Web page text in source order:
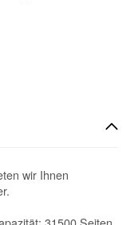
wir Ihnen